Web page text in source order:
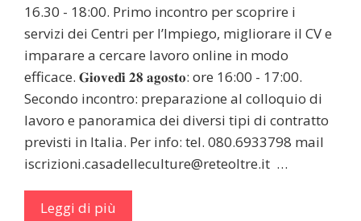
16.30 - 18:00. Primo incontro per scoprire i
servizi dei Centri per l’Impiego, migliorare il CV e
imparare a cercare lavoro online in modo
efficace. 𝐆𝐢𝐨𝐯𝐞𝐝𝐢̀ 𝟐𝟖 𝐚𝐠𝐨𝐬𝐭𝐨: ore 16:00 - 17:00.
Secondo incontro: preparazione al colloquio di
lavoro e panoramica dei diversi tipi di contratto
previsti in Italia. Per info: tel. 080.6933798 mail
iscrizioni.casadelleculture@reteoltre.it …
Leggi di più